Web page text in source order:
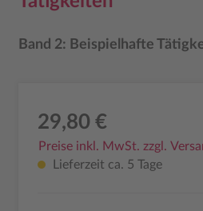
Band 2: Beispielhafte
29,80 €
Preise inkl. MwSt. zzgl.
Lieferzeit ca. 5 Tage